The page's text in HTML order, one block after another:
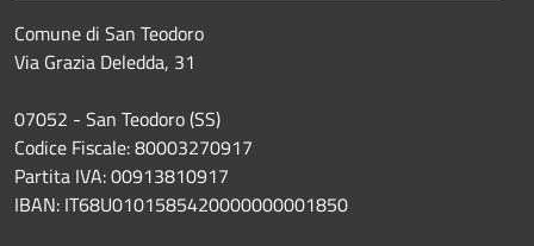
Comune di San Teodoro
Via Grazia Deledda, 31
07052 - San Teodoro (SS)
Codice Fiscale: 80003270917
Partita IVA: 00913810917
IBAN: IT68U0101585420000000001850